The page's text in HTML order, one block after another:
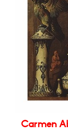
Carmen